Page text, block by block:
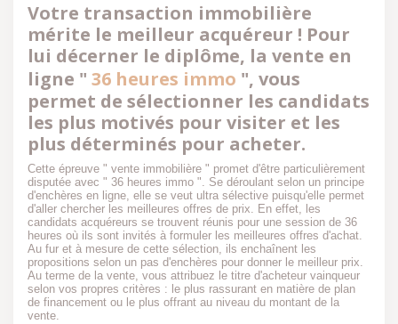
Votre transaction immobilière
mérite le meilleur acquéreur ! Pour
lui décerner le diplôme, la vente en
ligne " 36 heures immo ", vous
permet de sélectionner les candidats
les plus motivés pour visiter et les
plus déterminés pour acheter.
Cette épreuve " vente immobilière " promet d'être particulièrement
disputée avec " 36 heures immo ". Se déroulant selon un principe
d'enchères en ligne, elle se veut ultra sélective puisqu'elle permet
d'aller chercher les meilleures offres de prix. En effet, les
candidats acquéreurs se trouvent réunis pour une session de 36
heures où ils sont invités à formuler les meilleures offres d'achat.
Au fur et à mesure de cette sélection, ils enchaînent les
propositions selon un pas d'enchères pour donner le meilleur prix.
Au terme de la vente, vous attribuez le titre d'acheteur vainqueur
selon vos propres critères : le plus rassurant en matière de plan
de financement ou le plus offrant au niveau du montant de la
vente.